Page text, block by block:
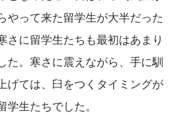
やって来た留学生が大半だった
さに留学生たちも最初はあまり
た。寒さに震えながら、手に馴
げては、臼をつくタイミングが
学生たちでした。